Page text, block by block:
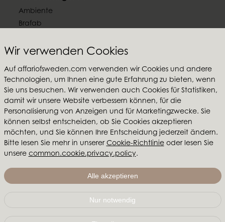
Wir verwenden Cookies
Auf affariofsweden.com verwenden wir Cookies und andere
Technologien, um Ihnen eine gute Erfahrung zu bieten, wenn
Sie uns besuchen. Wir verwenden auch Cookies für Statistiken,
damit wir unsere Website verbessern können, für die
Personalisierung von Anzeigen und für Marketingzwecke. Sie
können selbst entscheiden, ob Sie Cookies akzeptieren
möchten, und Sie können Ihre Entscheidung jederzeit ändern.
Bitte lesen Sie mehr in unserer Cookie-Richtlinieoder lesen Sie
unsere common.cookie.privacy.policy.
Alle akzeptieren
Nur notwendig
Ambiente
Brafab
Furninova
Folgen Sie uns
Affari of Sweden
Über uns
Inspiration
+46 479 155 55